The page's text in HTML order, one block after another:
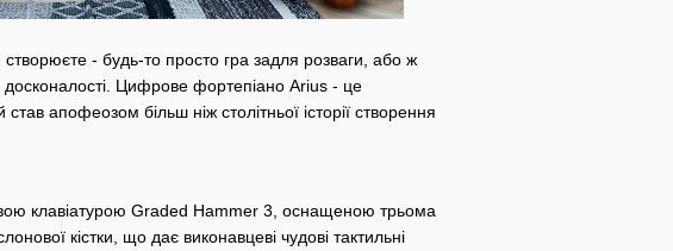
- будь-то просто гра задля розваги, або ж
досконалості. Цифрове фортепіано Arius - це
апофеозом більш ніж столітньої історії створення
клавіатурою Graded Hammer 3, оснащеною трьома
кістки, що дає виконавцеві чудові тактильні